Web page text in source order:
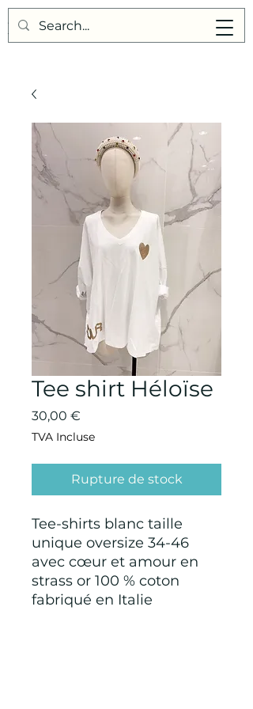
Points de Suture
Tee shirt Héloïse
30,00 €
TVA Incluse
Rupture de stock
Tee-shirts blanc taille
unique oversize 34-46
avec cœur et amour en
strass or 100 % coton
fabriqué en Italie